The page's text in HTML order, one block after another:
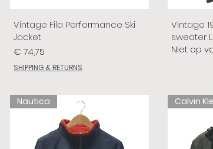
Vintage Fila Performance Ski
Jacket
Prijs
€ 74,75
SHIPPING & RETURNS
Vintage
sweater L
Niet op
Nautica Calvin